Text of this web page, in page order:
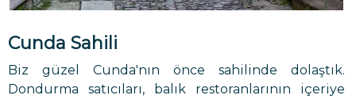
Cunda Sahili
Biz güzel Cunda'nın önce sahilinde dolaştık.
Dondurma satıcıları, balık restoranlarının içeriye